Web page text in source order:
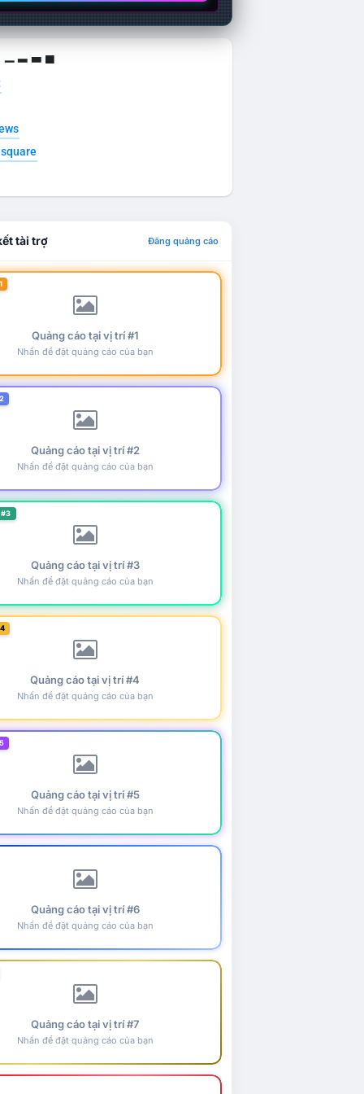
▁ ▂ ▃ ▄
tài trợ Đăng quảng cáo
Quảng cáo tại vị trí #1
Nhấn để đặt quảng cáo của bạn
Quảng cáo tại vị trí #2
Nhấn để đặt quảng cáo của bạn
Quảng cáo tại vị trí #3
Nhấn để đặt quảng cáo của bạn
Quảng cáo tại vị trí #4
Nhấn để đặt quảng cáo của bạn
Quảng cáo tại vị trí #5
Nhấn để đặt quảng cáo của bạn
Quảng cáo tại vị trí #6
Nhấn để đặt quảng cáo của bạn
Quảng cáo tại vị trí #7
Nhấn để đặt quảng cáo của bạn